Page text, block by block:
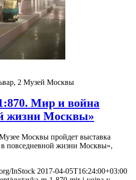
2 Музей Москвы
Мир и война
жизни Москвы»
Москвы пройдет выставка
повседневной жизни Москвы»,
InStock 2017-04-05T16:24:00+03:00